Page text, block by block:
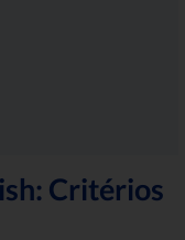
Critérios